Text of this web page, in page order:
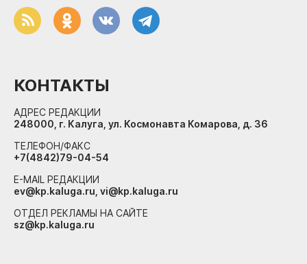
КОНТАКТЫ
АДРЕС РЕДАКЦИИ
248000, г. Калуга, ул. Космонавта Комарова, д. 36
ТЕЛЕФОН/ФАКС
+7(4842)79-04-54
E-MAIL РЕДАКЦИИ
ev@kp.kaluga.ru, vi@kp.kaluga.ru
ОТДЕЛ РЕКЛАМЫ НА САЙТЕ
sz@kp.kaluga.ru